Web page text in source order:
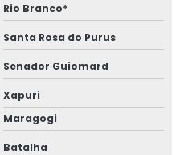
Rio Branco*
Santa Rosa do Purus
Senador Guiomard
Xapuri
Maragogi
Batalha